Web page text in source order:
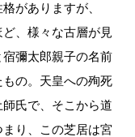
がありますが、
ど、様々な古層が見
彌太郎親子の名前
の。天皇への殉死
氏で、そこから道
り、この芝居は宮